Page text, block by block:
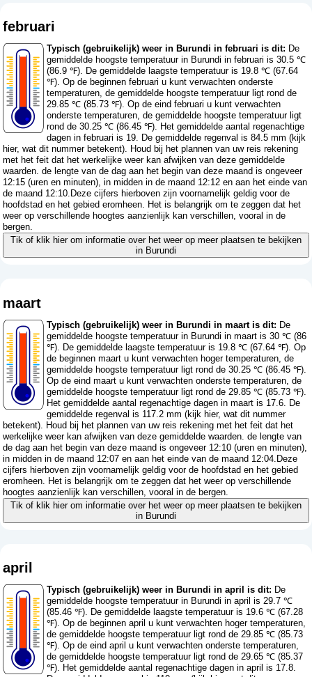
februari
Typisch (gebruikelijk) weer in Burundi in februari is dit: De
gemiddelde hoogste temperatuur in Burundi in februari is 30.5 ℃
(86.9 ℉). De gemiddelde laagste temperatuur is 19.8 ℃ (67.64
℉). Op de beginnen februari u kunt verwachten onderste
temperaturen, de gemiddelde hoogste temperatuur ligt rond de
29.85 ℃ (85.73 ℉). Op de eind februari u kunt verwachten
onderste temperaturen, de gemiddelde hoogste temperatuur ligt
rond de 30.25 ℃ (86.45 ℉). Het gemiddelde aantal regenachtige
dagen in februari is 19. De gemiddelde regenval is 84.5 mm (kijk
hier, wat dit nummer betekent). Houd bij het plannen van uw reis rekening
met het feit dat het werkelijke weer kan afwijken van deze gemiddelde
waarden. de lengte van de dag aan het begin van deze maand is ongeveer
12:15 (uren en minuten), in midden in de maand 12:12 en aan het einde van
de maand 12:10.Deze cijfers hierboven zijn voornamelijk geldig voor de
hoofdstad en het gebied eromheen. Het is belangrijk om te zeggen dat het
weer op verschillende hoogtes aanzienlijk kan verschillen, vooral in de
bergen.
Tik of klik hier om informatie over het weer op meer plaatsen te bekijken
in Burundi
maart
Typisch (gebruikelijk) weer in Burundi in maart is dit: De
gemiddelde hoogste temperatuur in Burundi in maart is 30 ℃ (86
℉). De gemiddelde laagste temperatuur is 19.8 ℃ (67.64 ℉). Op
de beginnen maart u kunt verwachten hoger temperaturen, de
gemiddelde hoogste temperatuur ligt rond de 30.25 ℃ (86.45 ℉).
Op de eind maart u kunt verwachten onderste temperaturen, de
gemiddelde hoogste temperatuur ligt rond de 29.85 ℃ (85.73 ℉).
Het gemiddelde aantal regenachtige dagen in maart is 17.6. De
gemiddelde regenval is 117.2 mm (kijk hier, wat dit nummer
betekent). Houd bij het plannen van uw reis rekening met het feit dat het
werkelijke weer kan afwijken van deze gemiddelde waarden. de lengte van
de dag aan het begin van deze maand is ongeveer 12:10 (uren en minuten),
in midden in de maand 12:07 en aan het einde van de maand 12:04.Deze
cijfers hierboven zijn voornamelijk geldig voor de hoofdstad en het gebied
eromheen. Het is belangrijk om te zeggen dat het weer op verschillende
hoogtes aanzienlijk kan verschillen, vooral in de bergen.
Tik of klik hier om informatie over het weer op meer plaatsen te bekijken
in Burundi
april
Typisch (gebruikelijk) weer in Burundi in april is dit: De
gemiddelde hoogste temperatuur in Burundi in april is 29.7 ℃
(85.46 ℉). De gemiddelde laagste temperatuur is 19.6 ℃ (67.28
℉). Op de beginnen april u kunt verwachten hoger temperaturen,
de gemiddelde hoogste temperatuur ligt rond de 29.85 ℃ (85.73
℉). Op de eind april u kunt verwachten onderste temperaturen,
de gemiddelde hoogste temperatuur ligt rond de 29.65 ℃ (85.37
℉). Het gemiddelde aantal regenachtige dagen in april is 17.8.